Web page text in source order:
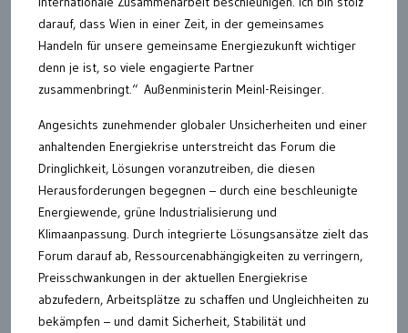
darauf, dass Wien in einer Zeit, in der gemeinsames
Handeln für unsere gemeinsame Energiezukunft wichtiger
denn je ist, so viele engagierte Partner
zusammenbringt.“ Außenministerin Meinl-Reisinger.
Angesichts zunehmender globaler Unsicherheiten und einer
anhaltenden Energiekrise unterstreicht das Forum die
Dringlichkeit, Lösungen voranzutreiben, die diesen
Herausforderungen begegnen – durch eine beschleunigte
Energiewende, grüne Industrialisierung und
Klimaanpassung. Durch integrierte Lösungsansätze zielt das
Forum darauf ab, Ressourcenabhängigkeiten zu verringern,
Preisschwankungen in der aktuellen Energiekrise
abzufedern, Arbeitsplätze zu schaffen und Ungleichheiten zu
bekämpfen – und damit Sicherheit, Stabilität und